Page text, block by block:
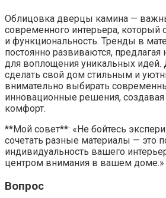
Облицовка дверцы камина —
современного интерьера, который
и функциональность. Тренды в
постоянно развиваются,
для воплощения уникальных идей.
сделать свой дом стильным и
внимательно выбирать
инновационные решения,
комфорт.
**Мой совет**: «Не бойтесь
сочетать разные материалы — это
индивидуальность вашего
центром внимания в вашем доме.»
Вопрос